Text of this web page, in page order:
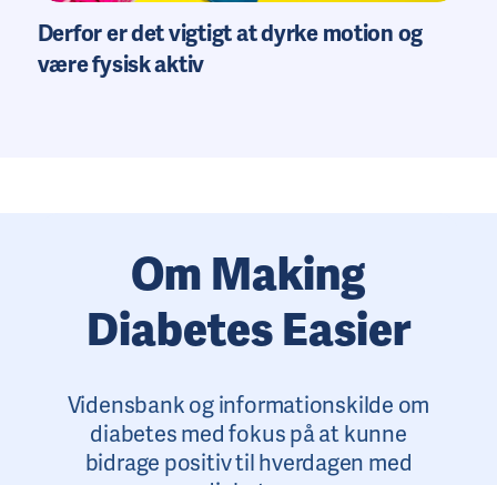
Derfor er det vigtigt at dyrke motion og
være fysisk aktiv
Om Making
Diabetes Easier
Vidensbank og informationskilde om
diabetes med fokus på at kunne
bidrage positiv til hverdagen med